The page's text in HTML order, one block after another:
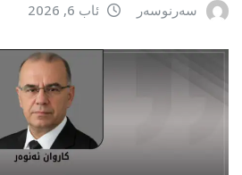
سەرنوسەر ئاب 6, 2026